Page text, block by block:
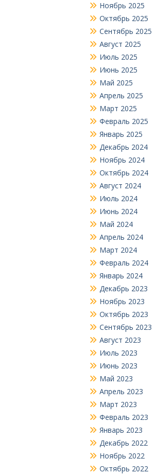
Ноябрь 2025
Октябрь 2025
Сентябрь 2025
Август 2025
Июль 2025
Июнь 2025
Май 2025
Апрель 2025
Март 2025
Февраль 2025
Январь 2025
Декабрь 2024
Ноябрь 2024
Октябрь 2024
Август 2024
Июль 2024
Июнь 2024
Май 2024
Апрель 2024
Март 2024
Февраль 2024
Январь 2024
Декабрь 2023
Ноябрь 2023
Октябрь 2023
Сентябрь 2023
Август 2023
Июль 2023
Июнь 2023
Май 2023
Апрель 2023
Март 2023
Февраль 2023
Январь 2023
Декабрь 2022
Ноябрь 2022
Октябрь 2022